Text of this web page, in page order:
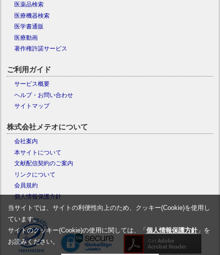
医薬品検索
医療機器検索
医学書通販
医療動画
著作権許諾サービス
ご利用ガイド
サービス概要
ヘルプ・お問い合わせ
サイトマップ
株式会社メテオについて
会社案内
本サイトについて
文献配信契約のご案内
リンクについて
会員規約
個人情報保護方針
当サイトでは、サイトの利便性向上のため、クッキー(Cookie)を使用し
ています。
サイトのクッキー(Cookie)の使用に関しては、「 個人情報保護方針」を
お読みください。